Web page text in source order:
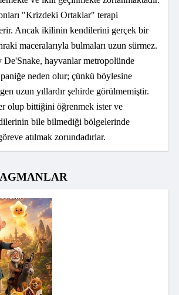
"Krizdeki Ortaklar" terapi
Ancak ikilinin kendilerini gerçek bir
maceralarıyla bulmaları uzun sürmez.
De'Snake, hayvanlar metropolünde
neden olur; çünkü böylesine
uzun yıllardır şehirde görülmemiştir.
olup bittiğini öğrenmek ister ve
bile bilmediği bölgelerinde
atılmak zorundadırlar.